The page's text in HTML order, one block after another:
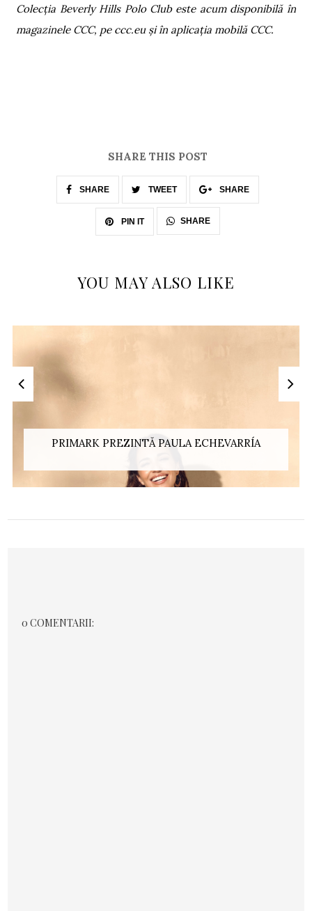
Colecția Beverly Hills Polo Club este acum disponibilă în
magazinele CCC, pe ccc.eu și în aplicația mobilă CCC.
SHARE THIS POST
SHARE TWEET SHARE
PIN IT SHARE
YOU MAY ALSO LIKE
PRIMARK PREZINTĂ PAULA ECHEVARRÍA
0 COMENTARII: